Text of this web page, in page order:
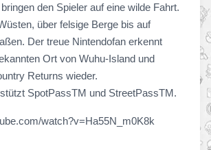
den Spieler auf eine wilde Fahrt.
über felsige Berge bis auf
Der treue Nintendofan erkennt
Ort von Wuhu-Island und
Returns wieder.
SpotPassTM und StreetPassTM.
watch?v=Ha55N_m0K8k